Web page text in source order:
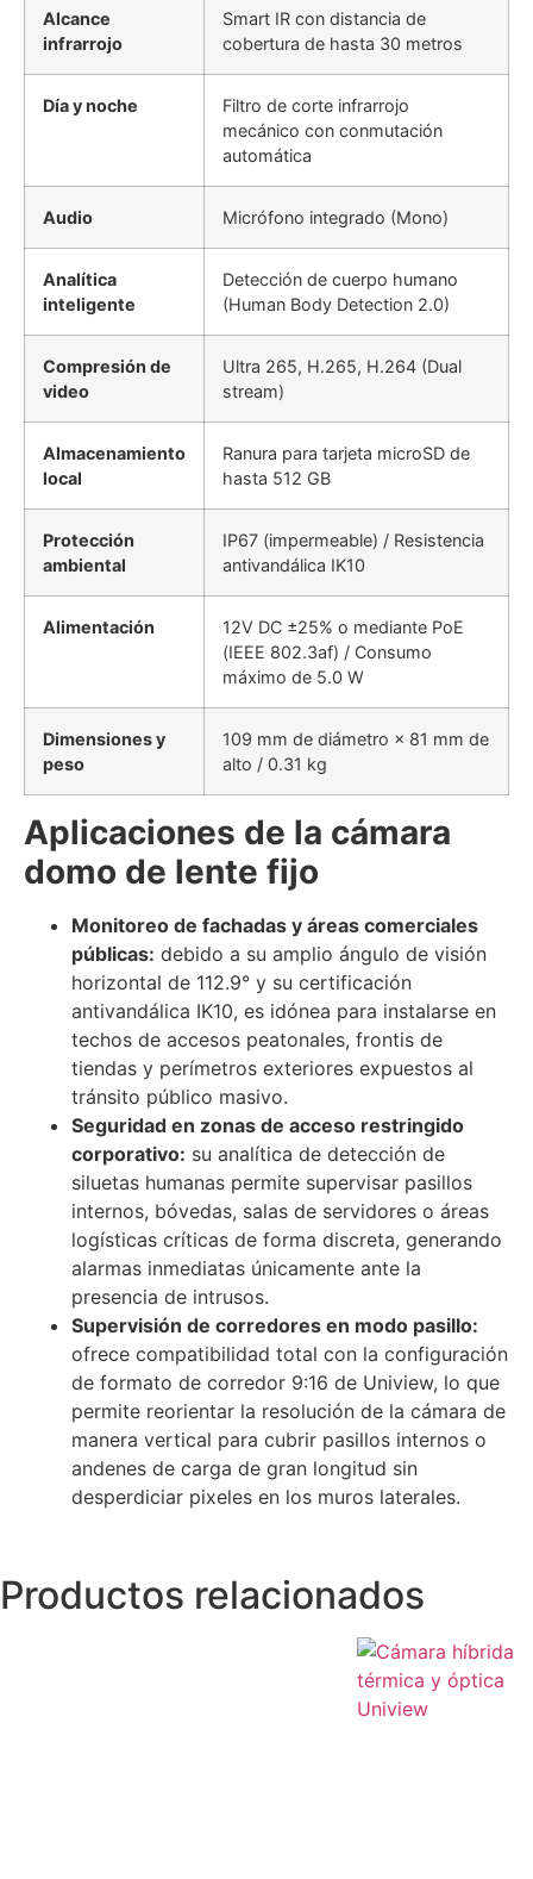
Alcance
infrarrojo
Smart IR con distancia de
cobertura de hasta 30 metros
Día y noche
Filtro de corte infrarrojo
mecánico con conmutación
automática
Audio Micrófono integrado (Mono)
Analítica
inteligente
Detección de cuerpo humano
(Human Body Detection 2.0)
Compresión de
video
Ultra 265, H.265, H.264 (Dual
stream)
Almacenamiento
local
Ranura para tarjeta microSD de
hasta 512 GB
Protección
ambiental
IP67 (impermeable) / Resistencia
antivandálica IK10
Alimentación
12V DC ±25% o mediante PoE
(IEEE 802.3af) / Consumo
máximo de 5.0 W
Dimensiones y
peso
109 mm de diámetro × 81 mm de
alto / 0.31 kg
Aplicaciones de la cámara
domo de lente fijo
Monitoreo de fachadas y áreas comerciales
públicas: debido a su amplio ángulo de visión
horizontal de 112.9° y su certificación
antivandálica IK10, es idónea para instalarse en
techos de accesos peatonales, frontis de
tiendas y perímetros exteriores expuestos al
tránsito público masivo.
Seguridad en zonas de acceso restringido
corporativo: su analítica de detección de
siluetas humanas permite supervisar pasillos
internos, bóvedas, salas de servidores o áreas
logísticas críticas de forma discreta, generando
alarmas inmediatas únicamente ante la
presencia de intrusos.
Supervisión de corredores en modo pasillo:
ofrece compatibilidad total con la configuración
de formato de corredor 9:16 de Uniview, lo que
permite reorientar la resolución de la cámara de
manera vertical para cubrir pasillos internos o
andenes de carga de gran longitud sin
desperdiciar pixeles en los muros laterales.
Productos relacionados